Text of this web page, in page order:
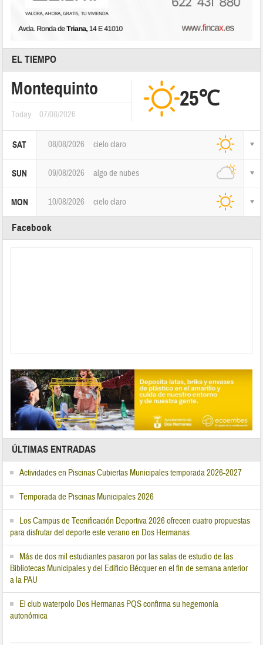
EL TIEMPO
Montequinto
Today 07/08/2026
25℃
SAT 08/08/2026 cielo claro
SUN 09/08/2026 algo de nubes
MON 10/08/2026 cielo claro
Facebook
ÚLTIMAS ENTRADAS
Actividades en Piscinas Cubiertas Municipales temporada 2026-2027
Temporada de Piscinas Municipales 2026
Los Campus de Tecnificación Deportiva 2026 ofrecen cuatro propuestas
para disfrutar del deporte este verano en Dos Hermanas
Más de dos mil estudiantes pasaron por las salas de estudio de las
Bibliotecas Municipales y del Edificio Bécquer en el fin de semana anterior
a la PAU
El club waterpolo Dos Hermanas PQS confirma su hegemonía
autonómica